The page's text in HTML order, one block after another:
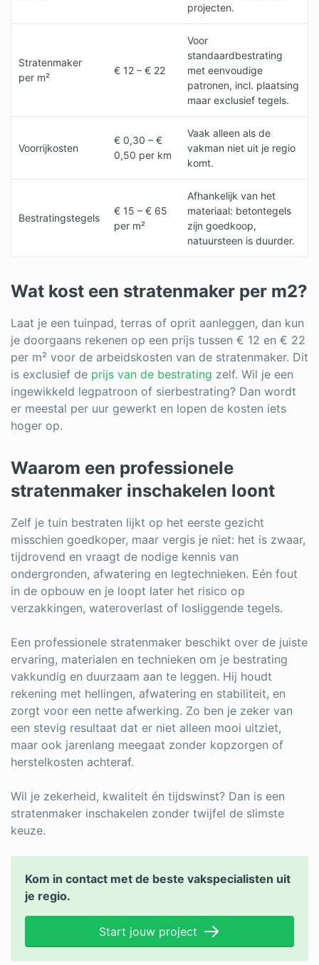
projecten.
Stratenmaker
per m²
€ 12 – € 22
Voor
standaardbestrating
met eenvoudige
patronen, incl. plaatsing
maar exclusief tegels.
Voorrijkosten
€ 0,30 – €
0,50 per km
Vaak alleen als de
vakman niet uit je regio
komt.
Bestratingstegels
€ 15 – € 65
per m²
Afhankelijk van het
materiaal: betontegels
zijn goedkoop,
natuursteen is duurder.
Wat kost een stratenmaker per m2?
Laat je een tuinpad, terras of oprit aanleggen, dan kun
je doorgaans rekenen op een prijs tussen € 12 en € 22
per m² voor de arbeidskosten van de stratenmaker. Dit
is exclusief de prijs van de bestrating zelf. Wil je een
ingewikkeld legpatroon of sierbestrating? Dan wordt
er meestal per uur gewerkt en lopen de kosten iets
hoger op.
Waarom een professionele
stratenmaker inschakelen loont
Zelf je tuin bestraten lijkt op het eerste gezicht
misschien goedkoper, maar vergis je niet: het is zwaar,
tijdrovend en vraagt de nodige kennis van
ondergronden, afwatering en legtechnieken. Eén fout
in de opbouw en je loopt later het risico op
verzakkingen, wateroverlast of losliggende tegels.
Een professionele stratenmaker beschikt over de juiste
ervaring, materialen en technieken om je bestrating
vakkundig en duurzaam aan te leggen. Hij houdt
rekening met hellingen, afwatering en stabiliteit, en
zorgt voor een nette afwerking. Zo ben je zeker van
een stevig resultaat dat er niet alleen mooi uitziet,
maar ook jarenlang meegaat zonder kopzorgen of
herstelkosten achteraf.
Wil je zekerheid, kwaliteit én tijdswinst? Dan is een
stratenmaker inschakelen zonder twijfel de slimste
keuze.
Kom in contact met de beste vakspecialisten uit
je regio.
Start jouw project